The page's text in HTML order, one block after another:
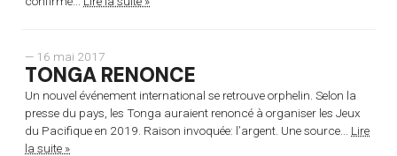
— 16 mai 2017
TONGA RENONCE
Un nouvel événement international se retrouve orphelin. Selon la
presse du pays, les Tonga auraient renoncé à organiser les Jeux
du Pacifique en 2019. Raison invoquée: l’argent. Une source... Lire
la suite »